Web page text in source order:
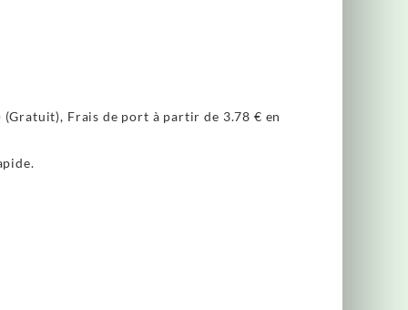
Frais de port à partir de 3.78 € en